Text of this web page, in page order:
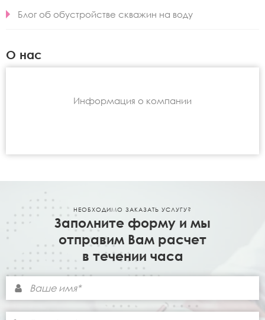
Блог об обустройстве скважин на воду
О нас
Информация о компании
НЕОБХОДИМО ЗАКАЗАТЬ УСЛУГУ?
Заполните форму и мы
отправим Вам расчет
в течении часа